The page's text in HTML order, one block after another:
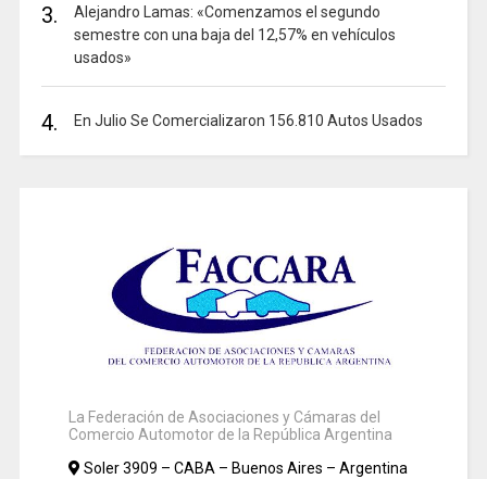
3.
Alejandro Lamas: «Comenzamos el segundo
semestre con una baja del 12,57% en vehículos
usados»
4. En Julio Se Comercializaron 156.810 Autos Usados
La Federación de Asociaciones y Cámaras del
Comercio Automotor de la República Argentina
Soler 3909 – CABA – Buenos Aires – Argentina